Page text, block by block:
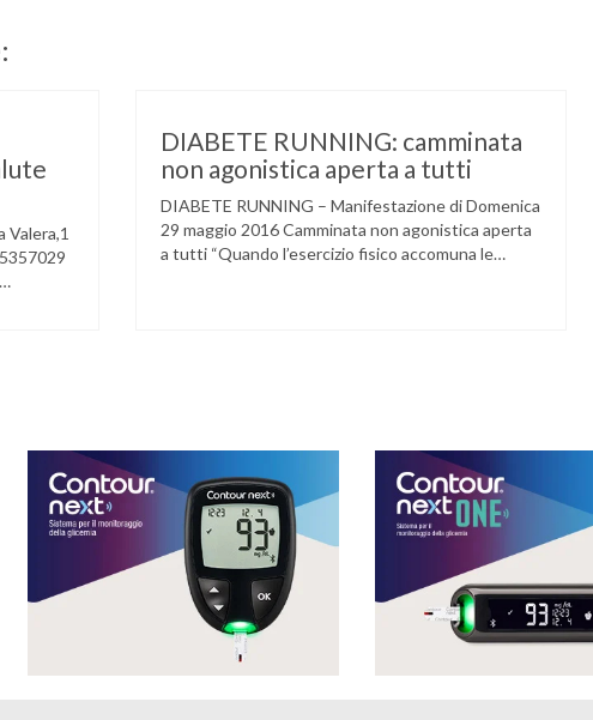
Valera,1
DIABETE RUNNING: camminata
non agonistica aperta a tutti
DIABETE RUNNING – Manifestazione di Domenica
29 maggio 2016 Camminata non agonistica aperta
a tutti “Quando l’esercizio fisico accomuna le